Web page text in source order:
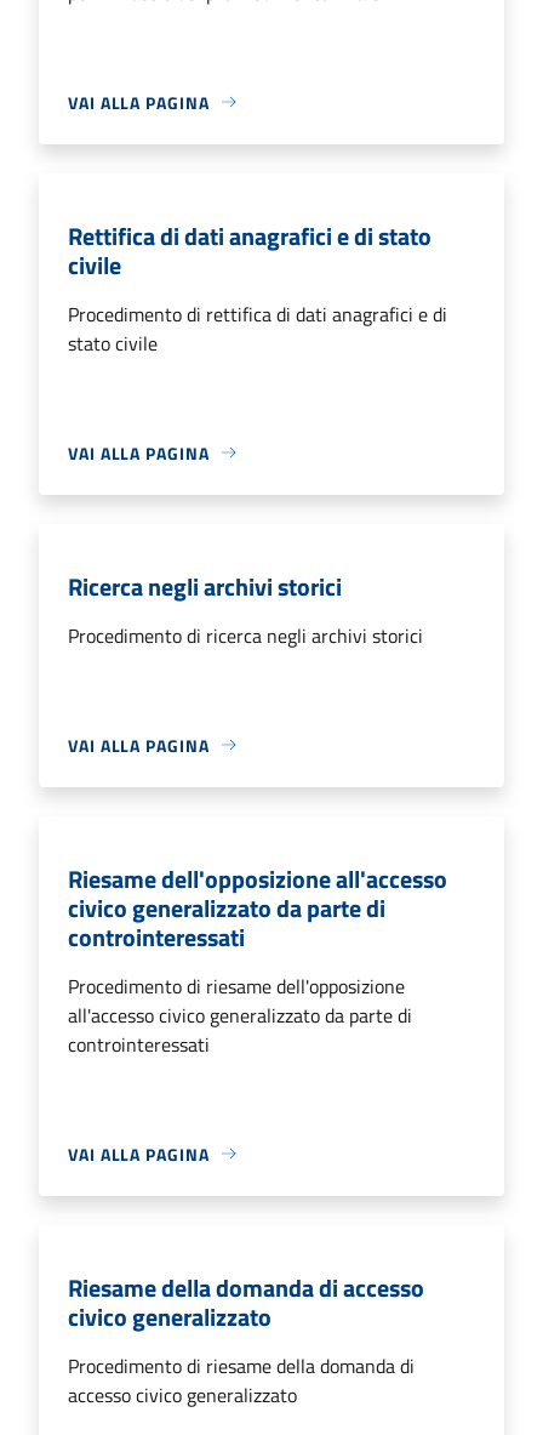
VAI ALLA PAGINA
Rettifica di dati anagrafici e di stato
civile
Procedimento di rettifica di dati anagrafici e di
stato civile
VAI ALLA PAGINA
Ricerca negli archivi storici
Procedimento di ricerca negli archivi storici
VAI ALLA PAGINA
Riesame dell'opposizione all'accesso
civico generalizzato da parte di
controinteressati
Procedimento di riesame dell'opposizione
all'accesso civico generalizzato da parte di
controinteressati
VAI ALLA PAGINA
Riesame della domanda di accesso
civico generalizzato
Procedimento di riesame della domanda di
accesso civico generalizzato